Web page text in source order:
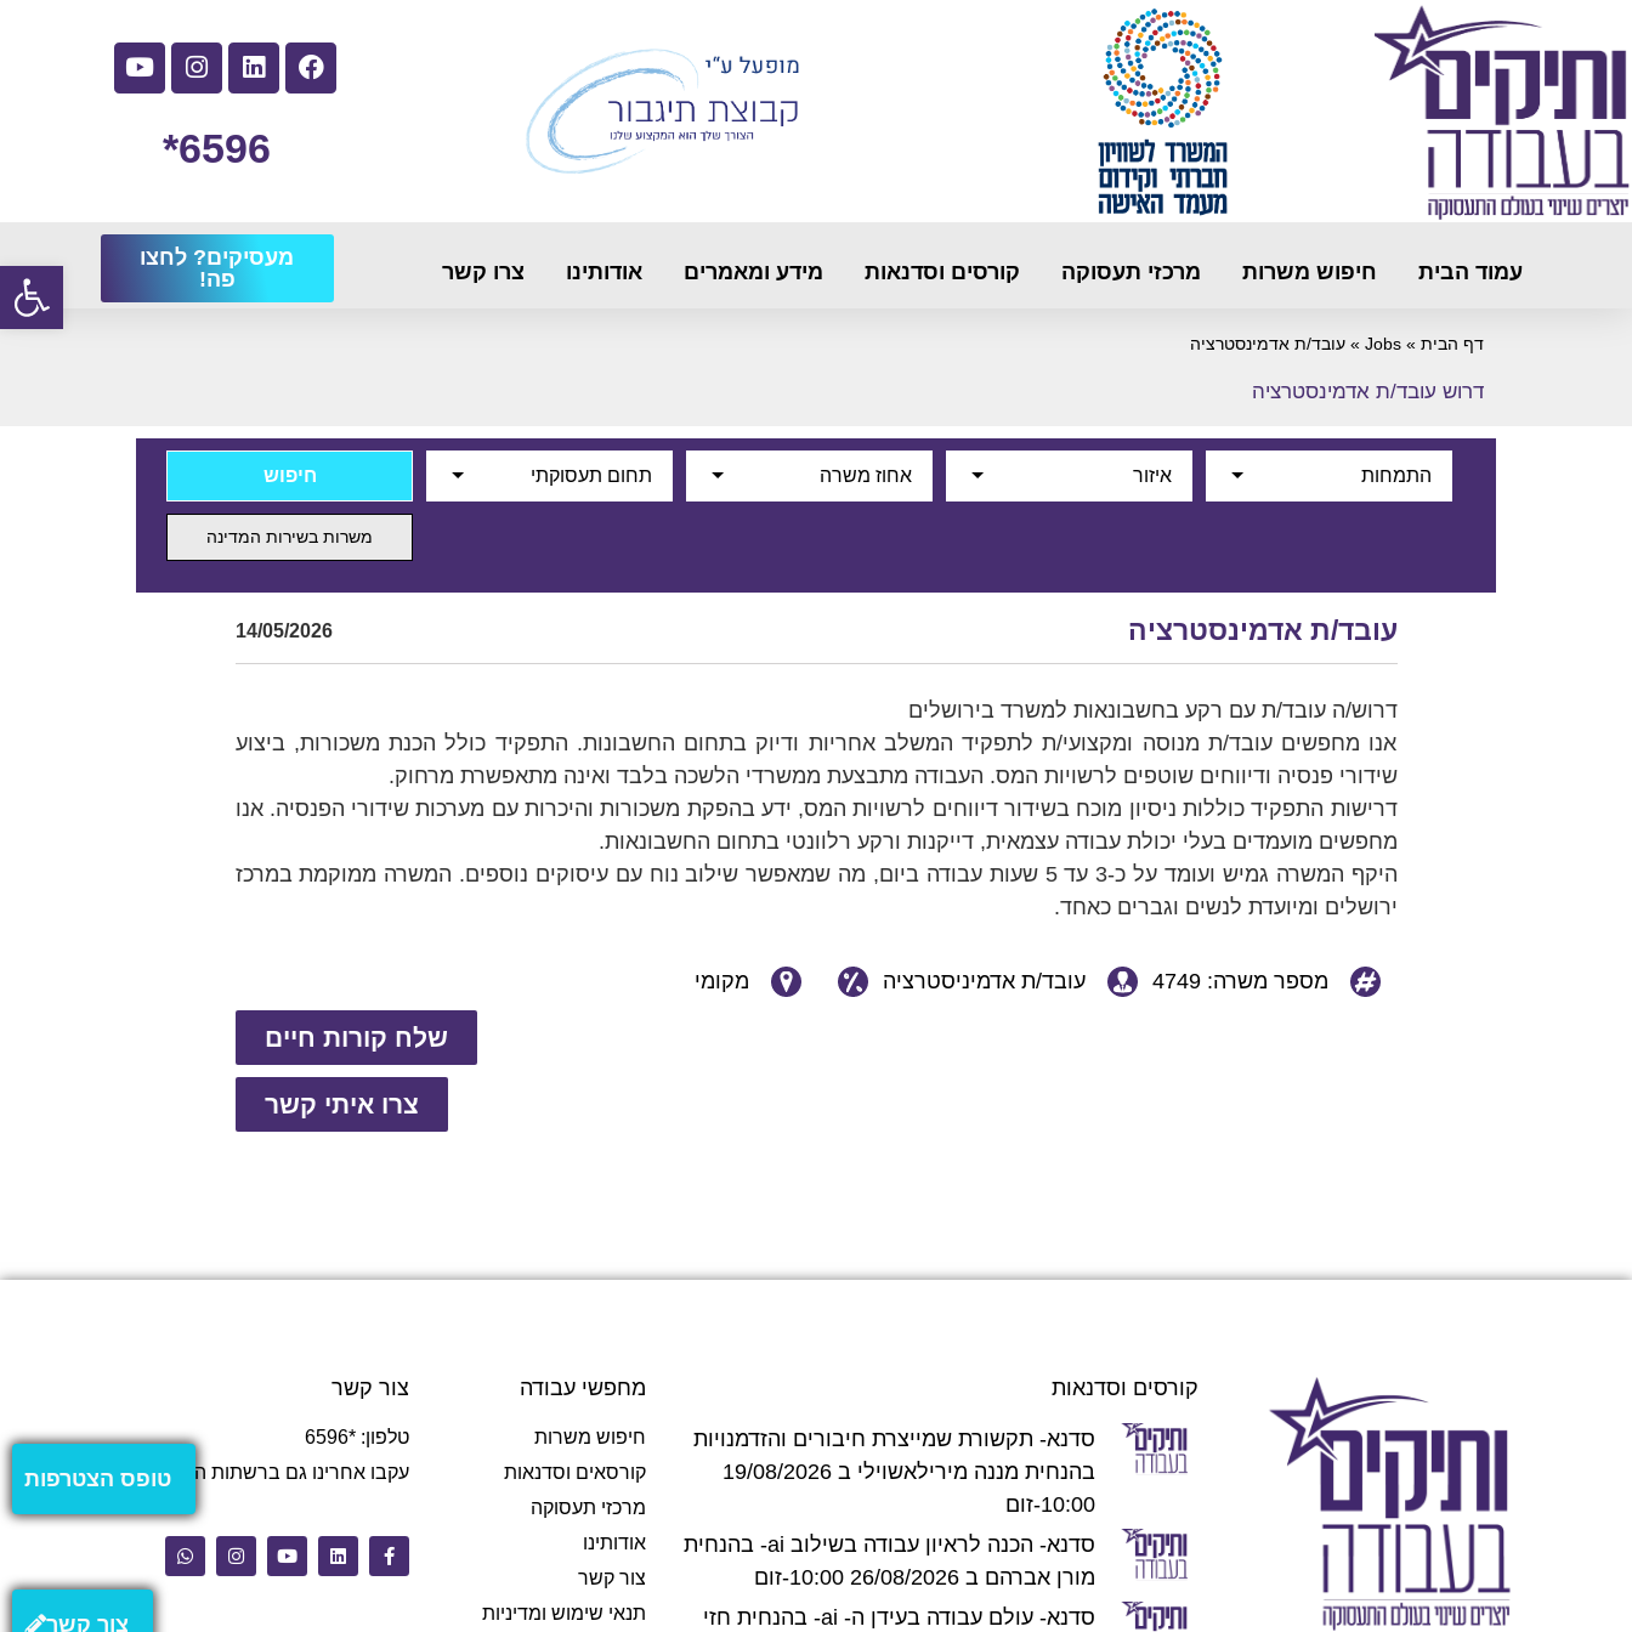
6596*
עמוד הבית חיפוש משרות מרכזי תעסוקה קורסים וסדנאות מידע ומאמרים אודותינו צרו קשר
מעסיקים? לחצו
פה!
דף הבית »
Jobs
» עובד/ת אדמינסטרציה
דרוש עובד/ת אדמינסטרציה
התמחות איזור אחוז משרה תחום תעסוקתי
משרות בשירות המדינה
עובד/ת אדמינסטרציה 14/05/2026
דרוש/ה עובד/ת עם רקע בחשבונאות למשרד בירושלים
אנו מחפשים עובד/ת מנוסה ומקצועי/ת לתפקיד המשלב אחריות ודיוק בתחום החשבונות. התפקיד כולל הכנת משכורות, ביצוע
שידורי פנסיה ודיווחים שוטפים לרשויות המס. העבודה מתבצעת ממשרדי הלשכה בלבד ואינה מתאפשרת מרחוק.
דרישות התפקיד כוללות ניסיון מוכח בשידור דיווחים לרשויות המס, ידע בהפקת משכורות והיכרות עם מערכות שידורי הפנסיה. אנו
מחפשים מועמדים בעלי יכולת עבודה עצמאית, דייקנות ורקע רלוונטי בתחום החשבונאות.
היקף המשרה גמיש ועומד על כ-3 עד 5 שעות עבודה ביום, מה שמאפשר שילוב נוח עם עיסוקים נוספים. המשרה ממוקמת במרכז
ירושלים ומיועדת לנשים וגברים כאחד.
מספר משרה: 4749 עובד/ת אדמיניסטרציה מקומי
שלח קורות חיים
צרו איתי קשר
צור קשר
טופס הצטרפות
קורסים וסדנאות
סדנא- תקשורת שמייצרת חיבורים והזדמנויות
בהנחית מננה מירילאשוילי ב 19/08/2026
10:00-זום
סדנא- הכנה לראיון עבודה בשילוב ai- בהנחית
מורן אברהם ב 26/08/2026 10:00-זום
סדנא- עולם עבודה בעידן ה- ai- בהנחית חזי
מחפשי עבודה
חיפוש משרות
קורסאים וסדנאות
מרכזי תעסוקה
אודותינו
צור קשר
תנאי שימוש ומדיניות
צור קשר
טלפון: *6596
עקבו אחרינו גם ברשתות החברתיות